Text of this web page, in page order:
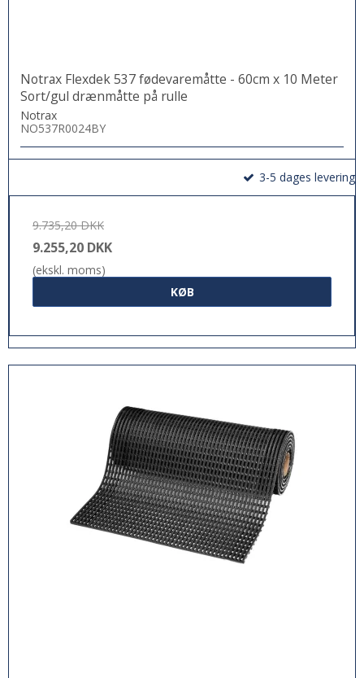
Notrax Flexdek 537 fødevaremåtte - 60cm x 10 Meter
Sort/gul drænmåtte på rulle
Notrax
NO537R0024BY
3-5 dages levering
9.735,20 DKK
9.255,20 DKK
(ekskl. moms)
KØB